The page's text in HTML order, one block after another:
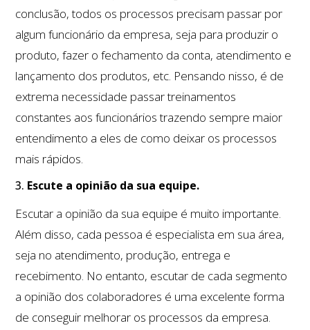
conclusão, todos os processos precisam passar por
algum funcionário da empresa, seja para produzir o
produto, fazer o fechamento da conta, atendimento e
lançamento dos produtos, etc. Pensando nisso, é de
extrema necessidade passar treinamentos
constantes aos funcionários trazendo sempre maior
entendimento a eles de como deixar os processos
mais rápidos.
3. Escute a opinião da sua equipe.
Escutar a opinião da sua equipe é muito importante.
Além disso, cada pessoa é especialista em sua área,
seja no atendimento, produção, entrega e
recebimento. No entanto, escutar de cada segmento
a opinião dos colaboradores é uma excelente forma
de conseguir melhorar os processos da empresa.